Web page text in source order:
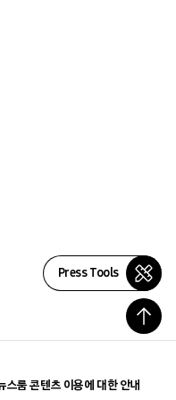
Press Tools
스룸 콘텐츠 이용에 대한 안내